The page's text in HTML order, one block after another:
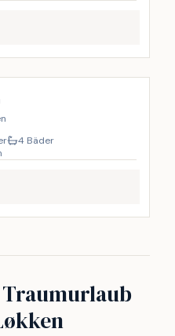
4 Bäder
Traumurlaub